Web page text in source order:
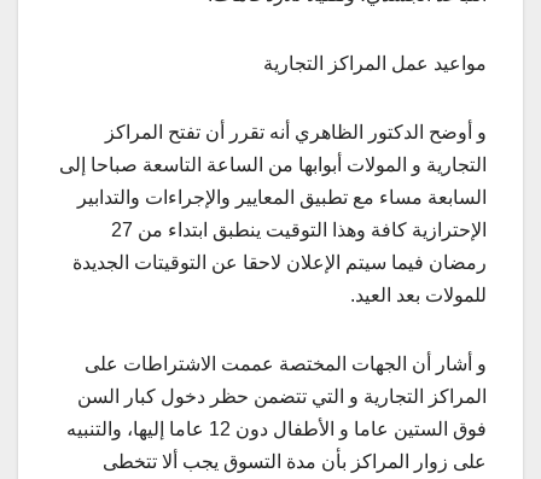
مواعيد عمل المراكز التجارية
و أوضح الدكتور الظاهري أنه تقرر أن تفتح المراكز
التجارية و المولات أبوابها من الساعة التاسعة صباحا إلى
السابعة مساء مع تطبيق المعايير والإجراءات والتدابير
الإحترازية كافة وهذا التوقيت ينطبق ابتداء من 27
رمضان فيما سيتم الإعلان لاحقا عن التوقيتات الجديدة
للمولات بعد العيد.
و أشار أن الجهات المختصة عممت الاشتراطات على
المراكز التجارية و التي تتضمن حظر دخول كبار السن
فوق الستين عاما و الأطفال دون 12 عاما إليها، والتنبيه
على زوار المراكز بأن مدة التسوق يجب ألا تتخطى